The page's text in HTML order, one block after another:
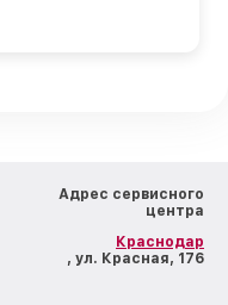
Адрес сервисного
центра
Краснодар
, ул. Красная, 176